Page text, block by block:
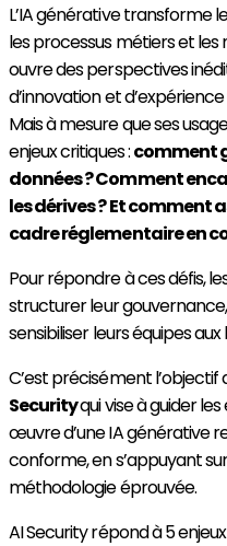
L’IA générative transforme
les processus métiers et
ouvre des perspectives
d’innovation et
Mais à mesure que ses
enjeux critiques :comment
données ? Comment
les dérives ? Et comment
cadre réglementaire en
Pour répondre à ces défis,
structurer leur
sensibiliser leurs équipes
C’est précisément
Securityqui vise à guider
œuvre d’une IA générative
conforme, en s’appuyant
méthodologie éprouvée.
AI Security répond à 5